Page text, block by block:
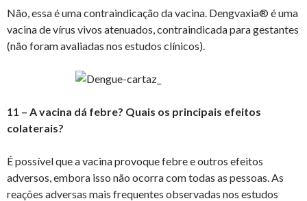
Não, essa é uma contraindicação da vacina. Dengvaxia® é uma
vacina de vírus vivos atenuados, contraindicada para gestantes
(não foram avaliadas nos estudos clínicos).
11 – A vacina dá febre? Quais os principais efeitos
colaterais?
É possível que a vacina provoque febre e outros efeitos
adversos, embora isso não ocorra com todas as pessoas. As
reações adversas mais frequentes observadas nos estudos